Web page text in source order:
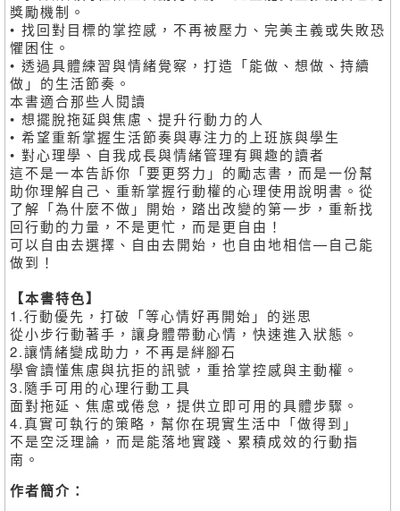
獎勵機制。
• 找回對目標的掌控感，不再被壓力、完美主義或失敗恐
懼困住。
• 透過具體練習與情緒覺察，打造「能做、想做、持續
做」的生活節奏。
本書適合那些人閱讀
• 想擺脫拖延與焦慮、提升行動力的人
• 希望重新掌握生活節奏與專注力的上班族與學生
• 對心理學、自我成長與情緒管理有興趣的讀者
這不是一本告訴你「要更努力」的勵志書，而是一份幫
助你理解自己、重新掌握行動權的心理使用說明書。從
了解「為什麼不做」開始，踏出改變的第一步，重新找
回行動的力量，不是更忙，而是更自由！
可以自由去選擇、自由去開始，也自由地相信—自己能
做到！
【本書特色】
1.行動優先，打破「等心情好再開始」的迷思
從小步行動著手，讓身體帶動心情，快速進入狀態。
2.讓情緒變成助力，不再是絆腳石
學會讀懂焦慮與抗拒的訊號，重拾掌控感與主動權。
3.隨手可用的心理行動工具
面對拖延、焦慮或倦怠，提供立即可用的具體步驟。
4.真實可執行的策略，幫你在現實生活中「做得到」
不是空泛理論，而是能落地實踐、累積成效的行動指
南。
作者簡介：